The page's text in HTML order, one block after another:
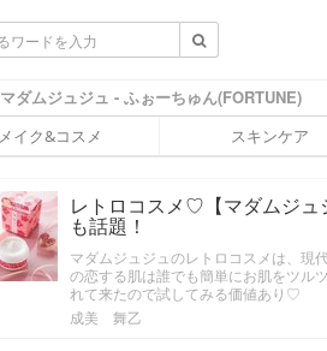
マダムジュジュ - ふぉーちゅん(FORTUNE)
メイク&コスメ スキンケア
レトロコスメ♡【マダムジュ
も話題！
マダムジュジュのレトロコスメは、現
の恋する肌は誰でも簡単にお肌をツル
れて来たので試してみる価値あり♡
成美 舞乙